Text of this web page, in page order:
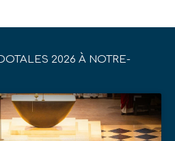
2026 À NOTRE-